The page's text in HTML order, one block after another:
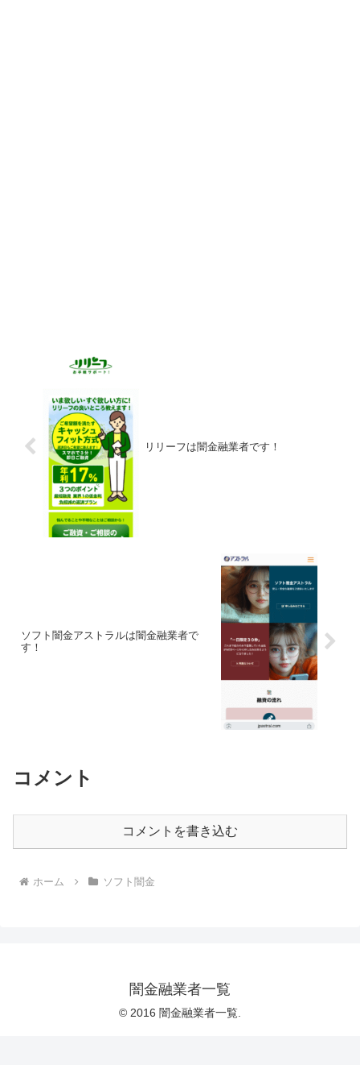
リリーフは闇金融業者です！
ソフト闇金アストラルは闇金融業者で
す！
コメント
コメントを書き込む
ホーム ソフト闇金
闇金融業者一覧
© 2016 闇金融業者一覧.